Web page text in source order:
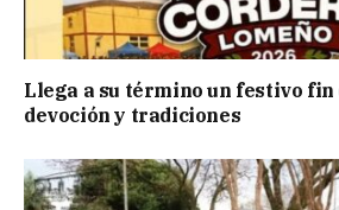
Llega a su término un festivo fin
devoción y tradiciones